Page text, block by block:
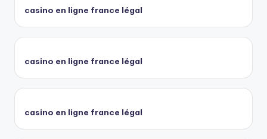
casino en ligne france légal
casino en ligne france légal
casino en ligne france légal